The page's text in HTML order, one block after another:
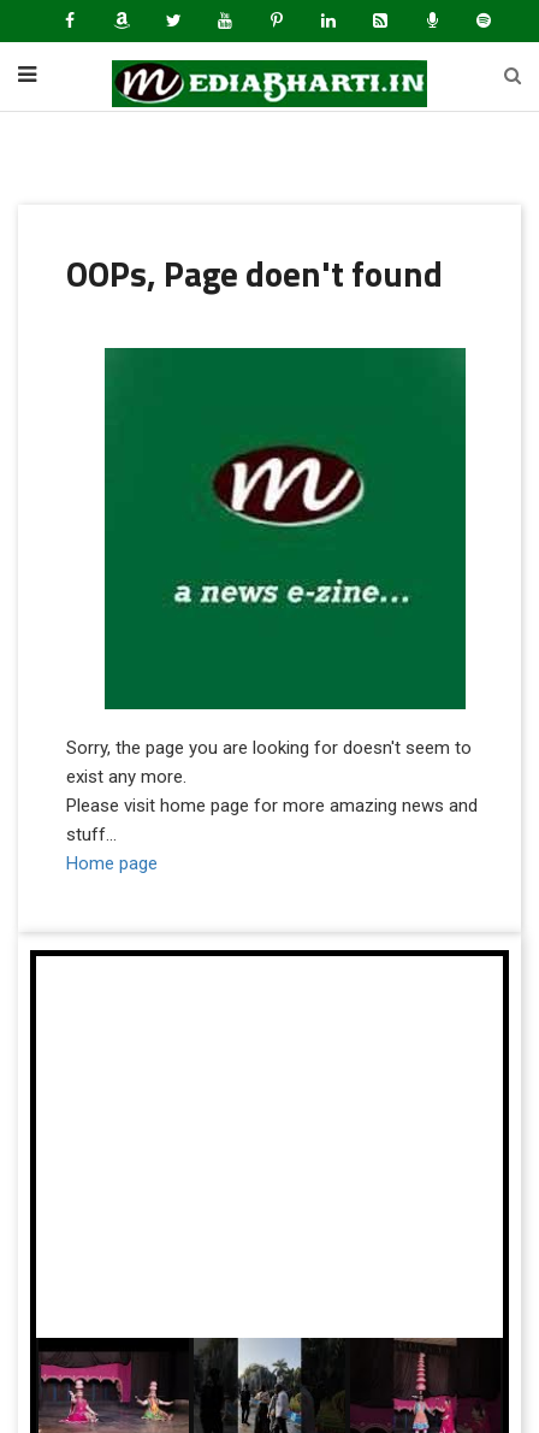
OOPs, Page doen't found
Sorry, the page you are looking for doesn't seem to
exist any more.
Please visit home page for more amazing news and
stuff...
Home page